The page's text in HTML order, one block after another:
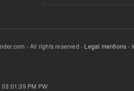
- All rights reserved - Legal mentions-
PM PW